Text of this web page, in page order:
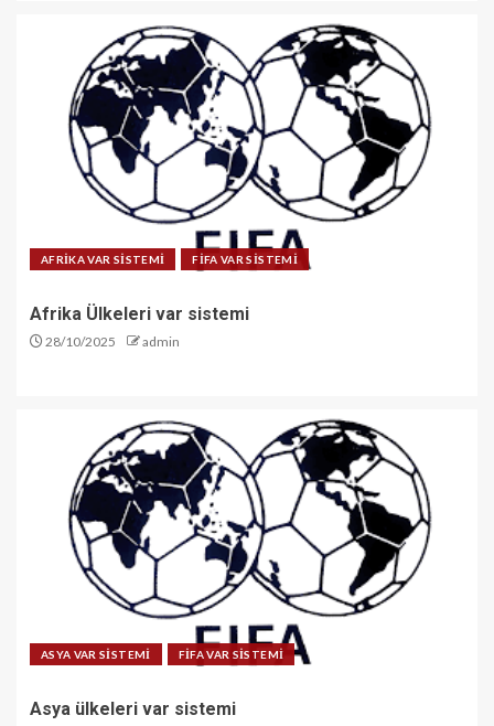
AFRİKA VAR SİSTEMİ FİFA VAR SİSTEMİ
Afrika Ülkeleri var sistemi
28/10/2025 admin
ASYA VAR SİSTEMİ FİFA VAR SİSTEMİ
Asya ülkeleri var sistemi